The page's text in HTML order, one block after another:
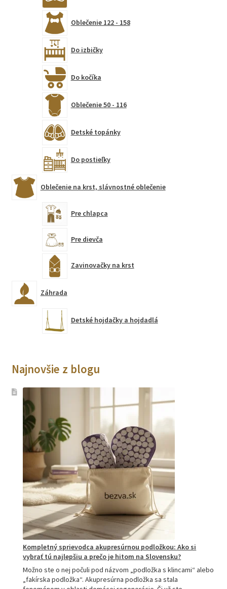
Oblečenie 122 - 158
Do izbičky
Do kočíka
Oblečenie 50 - 116
Detské topánky
Do postieľky
Oblečenie na krst, slávnostné oblečenie
Pre chlapca
Pre dievča
Zavinovačky na krst
Záhrada
Detské hojdačky a hojdadlá
Najnovšie z blogu
Kompletný sprievodca akupresúrnou podložkou: Ako si
vybrať tú najlepšiu a prečo je hitom na Slovensku?
Možno ste o nej počuli pod názvom „podložka s klincami“ alebo
„fakírska podložka“. Akupresúrna podložka sa stala